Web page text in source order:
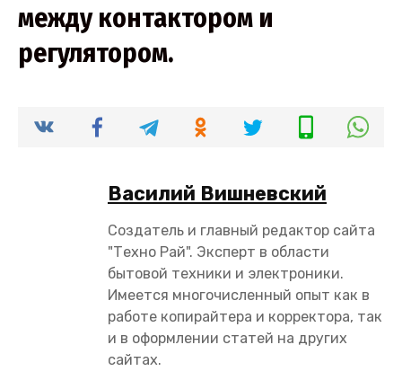
между контактором и
регулятором.
Василий Вишневский
Создатель и главный редактор сайта
"Техно Рай". Эксперт в области
бытовой техники и электроники.
Имеется многочисленный опыт как в
работе копирайтера и корректора, так
и в оформлении статей на других
сайтах.